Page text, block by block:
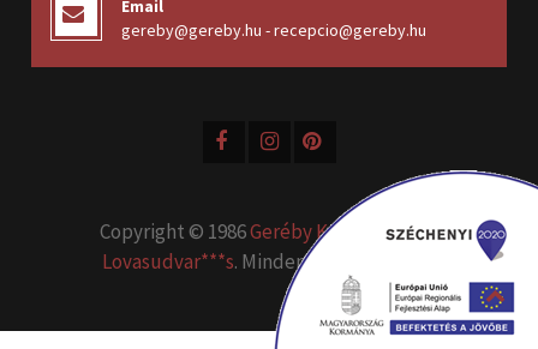
Email
gereby@gereby.hu - recepcio@gereby.hu
Copyright © 1986Geréby Kúria Hotel és
Lovasudvar***s. Minden jog fenntartva.